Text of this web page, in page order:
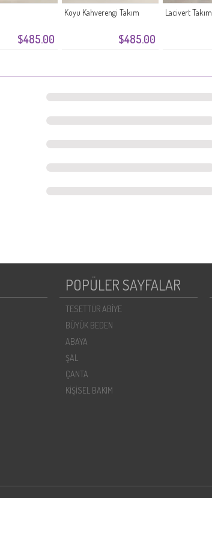
$485.00 $485.00
Koyu Kahverengi Takım Lacivert Takım
POPÜLER SAYFALAR
TESETTÜR ABİYE
BÜYÜK BEDEN
ABAYA
ŞAL
ÇANTA
KİŞİSEL BAKIM